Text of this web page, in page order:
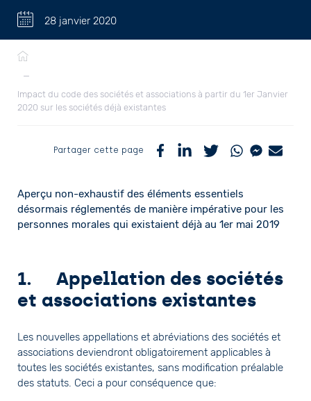
Fil
d'Ariane
—
Impact du code des sociétés et associations à partir du 1er Janvier
2020 sur les sociétés déjà existantes
28 janvier 2020
Partager cette page
Aperçu non-exhaustif des éléments essentiels
désormais réglementés de manière impérative pour les
personnes morales qui existaient déjà au 1er mai 2019
1. Appellation des sociétés
et associations existantes
Les nouvelles appellations et abréviations des sociétés et
associations deviendront obligatoirement applicables à
toutes les sociétés existantes, sans modification préalable
des statuts. Ceci a pour conséquence que: